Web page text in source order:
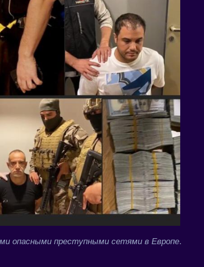
опасными преступными сетями в Европе.